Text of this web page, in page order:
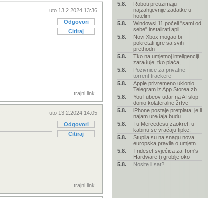
uto 13.2.2024 13:36
Odgovori
Citiraj
trajni link
uto 13.2.2024 14:05
Odgovori
Citiraj
trajni link
5.8.
Roboti preuzimaju
najzahtjevnije zadatke u
hotelim
5.8.
Windowsi 11 počeli "sami od
sebe" instalirati apli
5.8.
Novi Xbox mogao bi
pokretati igre sa svih
prethodn
5.8.
Tko na umjetnoj inteligenciji
zarađuje, tko plaća,
5.8.
Pozivnice za privatne
torrent trackere
5.8.
Apple privremeno uklonio
Telegram iz App Storea zb
5.8.
YouTubeov udar na AI slop
donio kolateralne žrtve
5.8.
iPhone postaje pretplata: je li
najam uređaja budu
5.8.
I u Mercedesu zaokret: u
kabinu se vraćaju tipke,
5.8.
Stupila su na snagu nova
europska pravila o umjetn
5.8.
Trideset svjećica za Tom's
Hardware (i groblje oko
5.8.
Nosite li sat?